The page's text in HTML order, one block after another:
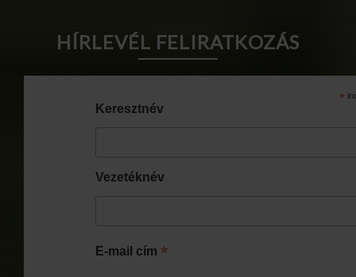
HÍRLEVÉL FELIRATKOZÁS
*
Keresztnév
Vezetéknév
E-mail cím *